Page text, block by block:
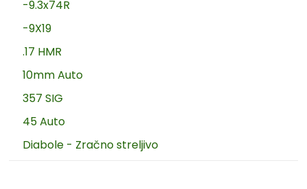
-9.3x74R
-9X19
.17 HMR
10mm Auto
357 SIG
45 Auto
Diabole - Zračno streljivo